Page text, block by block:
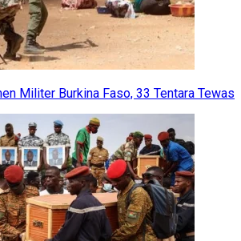
Militer Burkina Faso, 33 Tentara Tewas